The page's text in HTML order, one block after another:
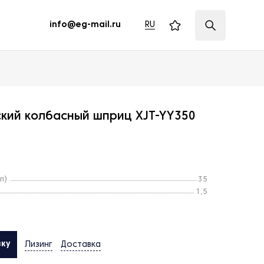
info@eg-mail.ru RU
колбасный шприц XJT-YY350
35
1,5
Лизинг Доставка